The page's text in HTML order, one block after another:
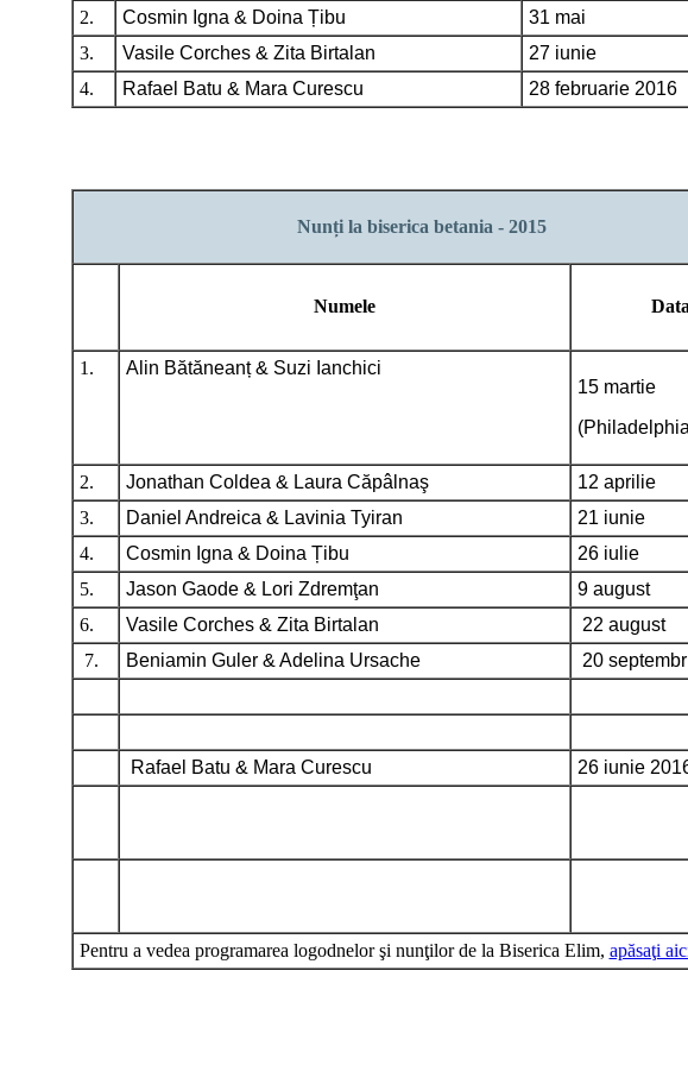
2. Cosmin Igna & Doina Țibu
31 mai
3.
Vasile Corches & Zita Birtalan
27 iunie
4.
Rafael Batu & Mara Curescu 28 februarie 2016
Nunți la biserica betania - 2015
Numele
1.
Alin Bătăneanț & Suzi Ianchici
15 martie
2. Jonathan Coldea & Laura Căpâlnaş
12 aprilie
3.
Daniel Andreica & Lavinia Tyiran
21 iunie
4.
Cosmin Igna & Doina Țibu
26 iulie
5.
Jason Gaode & Lori Zdremţan
9 august
6.
Vasile Corches & Zita Birtalan
22 august
7.
Beniamin Guler & Adelina Ursache 20
Rafael Batu & Mara Curescu 26 iunie
Pentru a vedea programarea logodnelor şi nunţilor de la Biserica Elim, apăsaţi